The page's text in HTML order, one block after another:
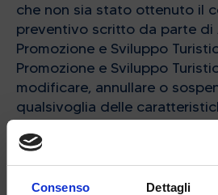
Consenso Dettagli
che non sia stato ottenuto il
preventivo scritto da parte di
Promozione e Sviluppo
Promozione e Sviluppo
modificare, annullare o
qualsivoglia delle
disponibilità della totalità o
parte del sito web, delle
database del sito web.